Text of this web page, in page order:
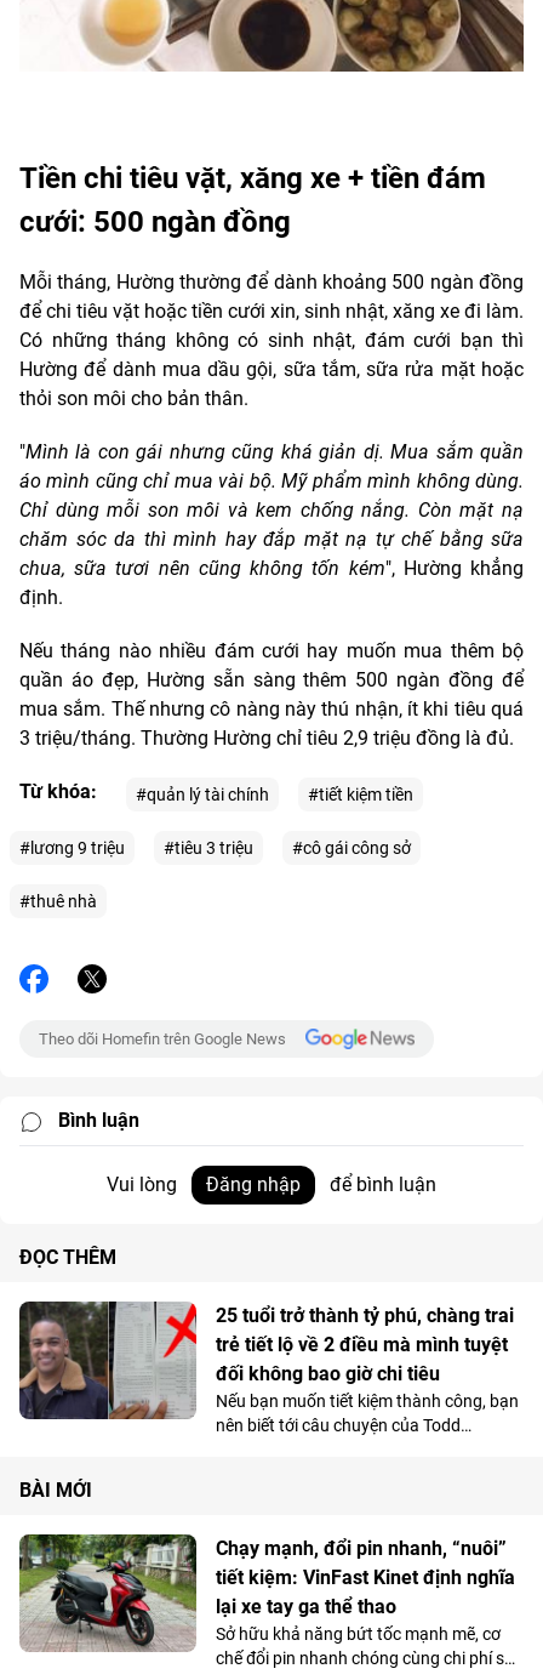
Tiền chi tiêu vặt, xăng xe + tiền đám
cưới: 500 ngàn đồng
Mỗi tháng, Hường thường để dành khoảng 500 ngàn đồng
để chi tiêu vặt hoặc tiền cưới xin, sinh nhật, xăng xe đi làm.
Có những tháng không có sinh nhật, đám cưới bạn thì
Hường để dành mua dầu gội, sữa tắm, sữa rửa mặt hoặc
thỏi son môi cho bản thân.
"Mình là con gái nhưng cũng khá giản dị. Mua sắm quần
áo mình cũng chỉ mua vài bộ. Mỹ phẩm mình không dùng.
Chỉ dùng mỗi son môi và kem chống nắng. Còn mặt nạ
chăm sóc da thì mình hay đắp mặt nạ tự chế bằng sữa
chua, sữa tươi nên cũng không tốn kém", Hường khẳng
định.
Nếu tháng nào nhiều đám cưới hay muốn mua thêm bộ
quần áo đẹp, Hường sẵn sàng thêm 500 ngàn đồng để
mua sắm. Thế nhưng cô nàng này thú nhận, ít khi tiêu quá
3 triệu/tháng. Thường Hường chỉ tiêu 2,9 triệu đồng là đủ.
Từ khóa: #quản lý tài chính #tiết kiệm tiền
#lương 9 triệu #tiêu 3 triệu #cô gái công sở
#thuê nhà
Theo dõi Homefin trên Google News
Bình luận
Vui lòng Đăng nhập để bình luận
ĐỌC THÊM
25 tuổi trở thành tỷ phú, chàng trai
trẻ tiết lộ về 2 điều mà mình tuyệt
đối không bao giờ chi tiêu
Nếu bạn muốn tiết kiệm thành công, bạn
nên biết tới câu chuyện của Todd
BÀI MỚI
Chạy mạnh, đổi pin nhanh, “nuôi”
tiết kiệm: VinFast Kinet định nghĩa
lại xe tay ga thể thao
Sở hữu khả năng bứt tốc mạnh mẽ, cơ
chế đổi pin nhanh chóng cùng chi phí sử